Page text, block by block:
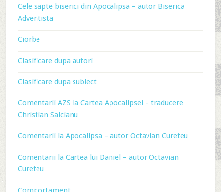
Cele sapte biserici din Apocalipsa – autor Biserica
Adventista
Ciorbe
Clasificare dupa autori
Clasificare dupa subiect
Comentarii AZS la Cartea Apocalipsei – traducere
Christian Salcianu
Comentarii la Apocalipsa – autor Octavian Cureteu
Comentarii la Cartea lui Daniel – autor Octavian
Cureteu
Comportament